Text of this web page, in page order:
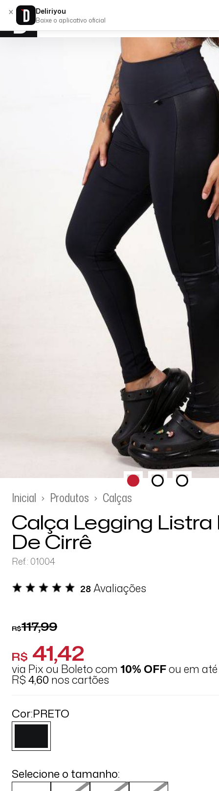
Inicial Produtos Calças
Calça Legging Listra
De Cirrê
Ref.: 01004
28Avaliações
R$117,99
R$ 41,42
via Pix ou Boleto com 10% OFFou em
R$4,60 nos cartões
Cor:PRETO
Selecione o tamanho:
× Deliriyou
Baixe o aplicativo oficial